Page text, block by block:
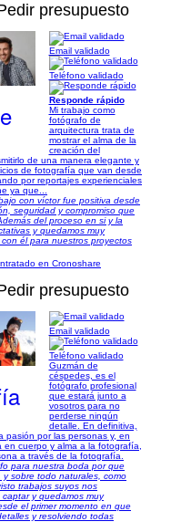
presupuesto
Email validado
Teléfono validado
Responde rápido
Mi trabajo como
fotógrafo de
arquitectura trata de
mostrar el alma de la
creación del
de una manera elegante y
de fotografía que van desde
por reportajes experienciales
ya que...
con víctor fue positiva desde
seguridad y compromiso que
del proceso en si y la
y quedamos muy
él para nuestros proyectos
en Cronoshare
presupuesto
Email validado
Teléfono validado
Guzmán de
céspedes, es el
fotógrafo profesional
que estará junto a
vosotros para no
perderse ningún
detalle. En definitiva,
pasión por las personas y, en
cuerpo y alma a la fotografía,
a través de la fotografía.
para nuestra boda por que
sobre todo naturales, como
trabajos suyos nos
y quedamos muy
el primer momento en que
y resolviendo todas